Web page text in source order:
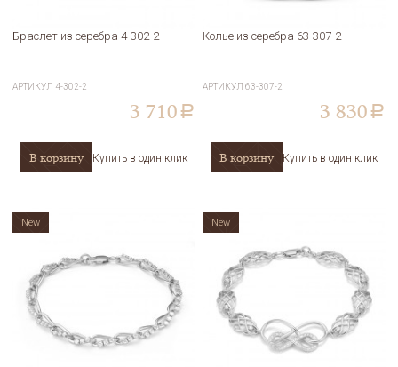
Браслет из серебра 4-302-2
АРТИКУЛ 4-302-2
3 710 a
В корзину Купить в один клик
Колье из серебра 63-307-2
АРТИКУЛ63-307-2
3 830 a
В корзину Купить в один клик
New New